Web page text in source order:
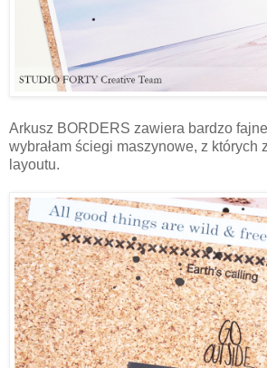
Arkusz BORDERS zawiera bardzo
wybrałam ściegi maszynowe, z których
layoutu.